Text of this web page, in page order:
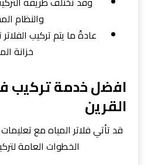
والنظام
عادةً ما يتم تركيب
خزانة
اﻓﺿل ﺧدﻣﺔ ﺗﺮﻛﻳب
اﻟﻘﺮﻳن
قد تأتي فلاتر المياه مع
الخطوات العامة